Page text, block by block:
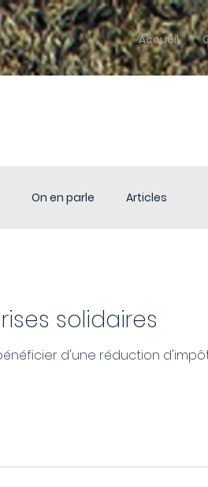
Accueil
On en parle Articles
solidaires
d'une réduction